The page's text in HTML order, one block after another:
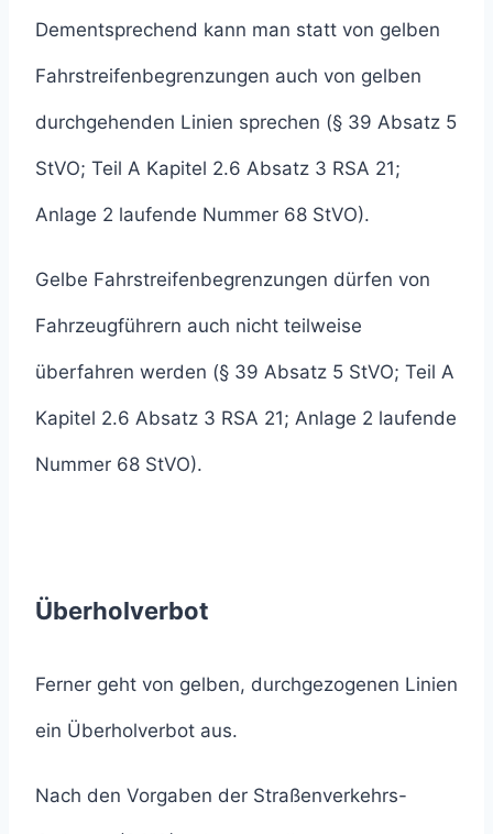
Dementsprechend kann man statt von gelben
Fahrstreifenbegrenzungen auch von gelben
durchgehenden Linien sprechen (§ 39 Absatz 5
StVO; Teil A Kapitel 2.6 Absatz 3 RSA 21;
Anlage 2 laufende Nummer 68 StVO).
Gelbe Fahrstreifenbegrenzungen dürfen von
Fahrzeugführern auch nicht teilweise
überfahren werden (§ 39 Absatz 5 StVO; Teil A
Kapitel 2.6 Absatz 3 RSA 21; Anlage 2 laufende
Nummer 68 StVO).
Überholverbot
Ferner geht von gelben, durchgezogenen Linien
ein Überholverbot aus.
Nach den Vorgaben der Straßenverkehrs-